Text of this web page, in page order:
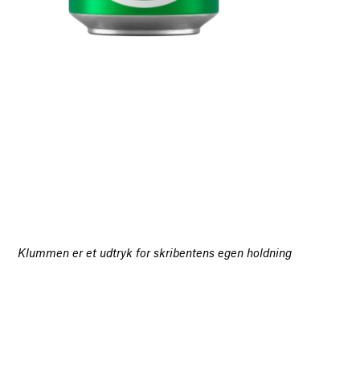
Klummen er et udtryk for skribentens egen holdning